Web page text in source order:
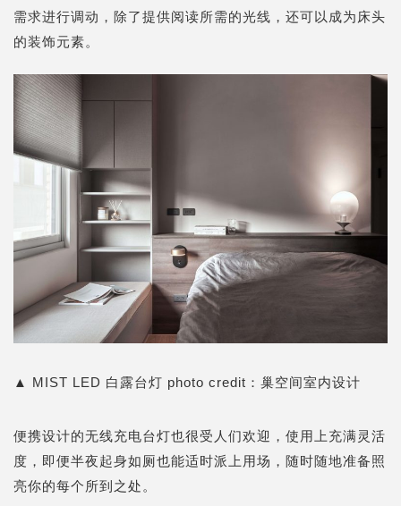
需求进行调动，除了提供阅读所需的光线，还可以成为床头
的装饰元素。
▲ MIST LED 白露台灯 photo credit： 巢空间室内设计
便携设计的无线充电台灯也很受人们欢迎，使用上充满灵活
度，即便半夜起身如厕也能适时派上用场，随时随地准备照
亮你的每个所到之处。